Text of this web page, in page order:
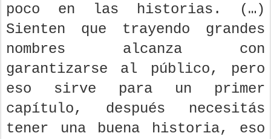
poco en las historias. (…)
Sienten que trayendo grandes
nombres alcanza con
garantizarse al público, pero
eso sirve para un primer
capítulo, después necesitás
tener una buena historia, eso